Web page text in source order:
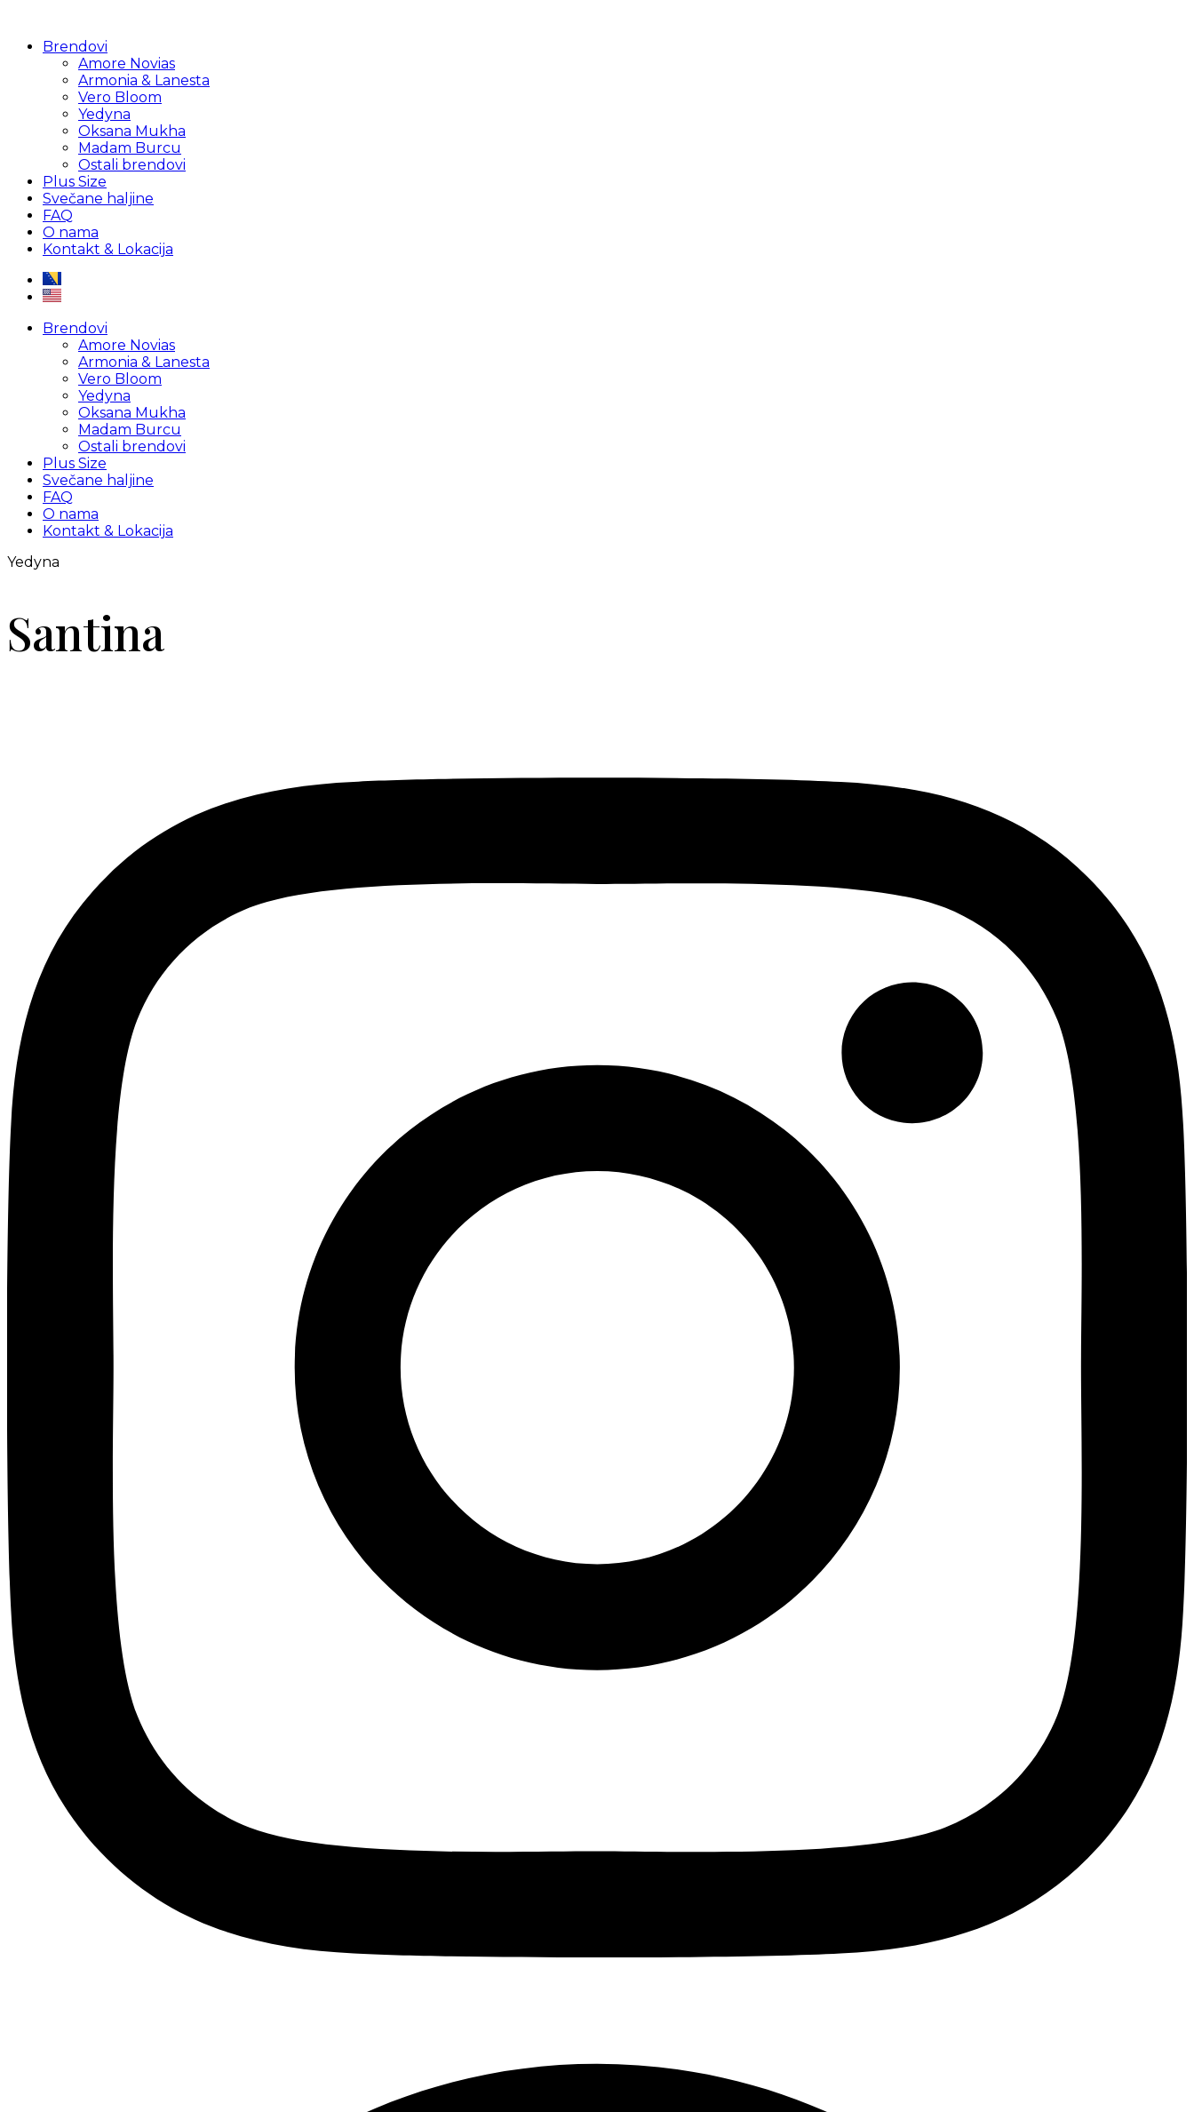
Brendovi
Amore Novias
Armonia & Lanesta
Vero Bloom
Yedyna
Oksana Mukha
Madam Burcu
Ostali brendovi
Plus Size
Svečane haljine
FAQ
O nama
Kontakt & Lokacija
Brendovi
Amore Novias
Armonia & Lanesta
Vero Bloom
Yedyna
Oksana Mukha
Madam Burcu
Ostali brendovi
Plus Size
Svečane haljine
FAQ
O nama
Kontakt & Lokacija
Yedyna
Santina